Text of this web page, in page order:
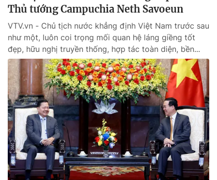
Thủ tướng Campuchia Neth Savoeun
VTV.vn - Chủ tịch nước khẳng định Việt Nam trước sau
như một, luôn coi trọng mối quan hệ láng giềng tốt
đẹp, hữu nghị truyền thống, hợp tác toàn diện, bền...